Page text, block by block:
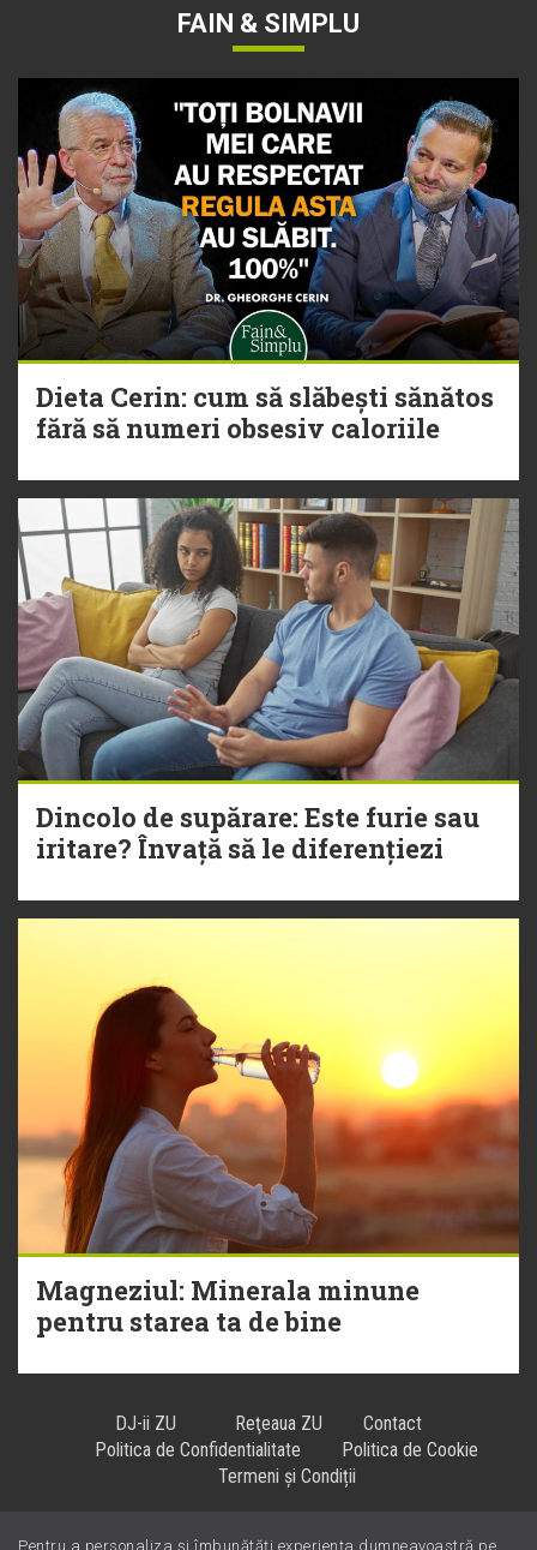
FAIN & SIMPLU
Dieta Cerin: cum să slăbești sănătos
fără să numeri obsesiv caloriile
Dincolo de supărare: Este furie sau
iritare? Învață să le diferențiezi
Magneziul: Minerala minune
pentru starea ta de bine
DJ-ii ZU Reţeaua ZU
Contact
Politica de Confidentialitate
Politica de Cookie
Termeni și Condiții
Pentru a personaliza și îmbunătăți experiența dumneavoastră pe